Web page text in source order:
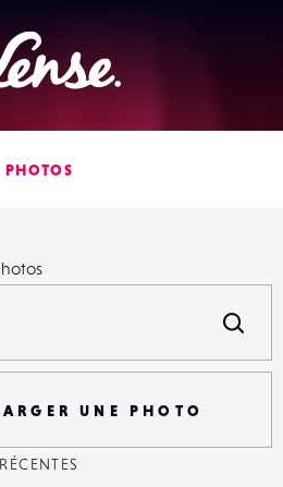
Lense
PHOTOS
UNE PHOTO
RÉCENTES